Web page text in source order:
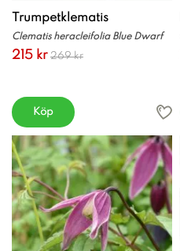
Trumpetklematis
Clematis heracleifolia Blue Dwarf
215 kr 269 kr
Köp